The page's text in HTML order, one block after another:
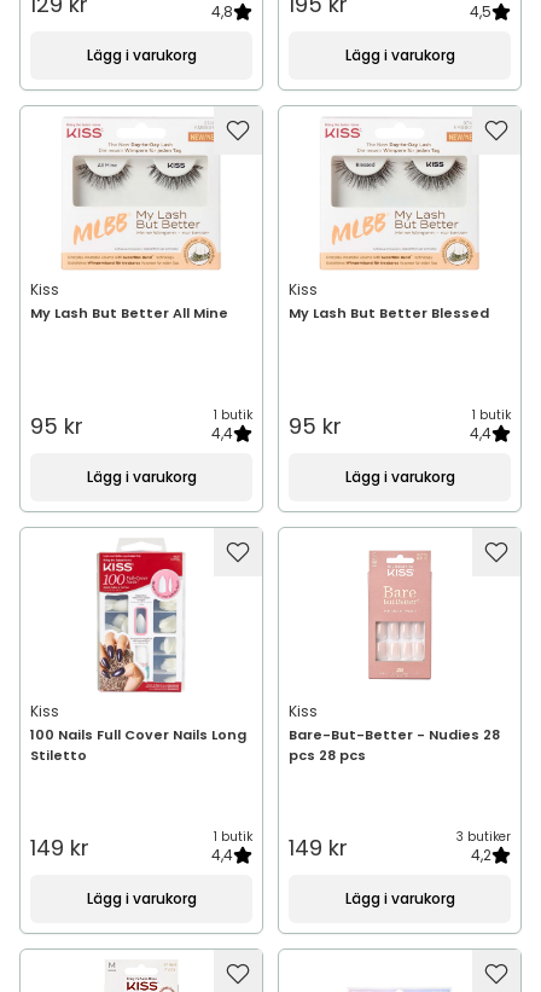
4,8
Lägg i varukorg
4,5
Lägg i varukorg
Kiss
My Lash But Better All Mine
95 kr 1 butik
4,4
Lägg i varukorg
Kiss
My Lash But Better Blessed
95 kr 1 butik
4,4
Lägg i varukorg
Kiss
100 Nails Full Cover Nails Long
Stiletto
149 kr 1 butik
4,4
Lägg i varukorg
Kiss
Bare-But-Better - Nudies 28
pcs 28 pcs
149 kr 3 butiker
4,2
Lägg i varukorg